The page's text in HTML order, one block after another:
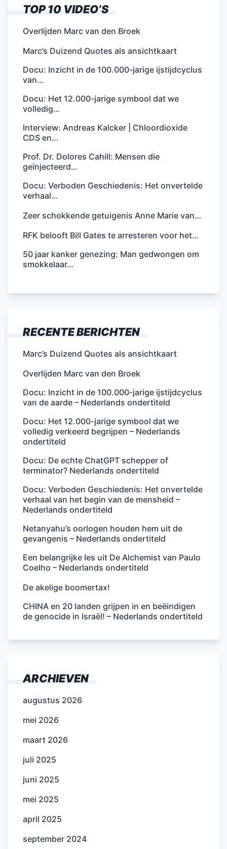
TOP 10 VIDEO’S
Overlijden Marc van den Broek
Marc’s Duizend Quotes als ansichtkaart
Docu: Inzicht in de 100.000-jarige ijstijdcyclus
van…
Docu: Het 12.000-jarige symbool dat we
volledig…
Interview: Andreas Kalcker | Chloordioxide
CDS en…
Prof. Dr. Dolores Cahill: Mensen die
geïnjecteerd…
Docu: Verboden Geschiedenis: Het onvertelde
verhaal…
Zeer schokkende getuigenis Anne Marie van…
RFK belooft Bill Gates te arresteren voor het…
50 jaar kanker genezing: Man gedwongen om
smokkelaar…
RECENTE BERICHTEN
Marc’s Duizend Quotes als ansichtkaart
Overlijden Marc van den Broek
Docu: Inzicht in de 100.000-jarige ijstijdcyclus
van de aarde – Nederlands ondertiteld
Docu: Het 12.000-jarige symbool dat we
volledig verkeerd begrijpen – Nederlands
ondertiteld
Docu: De echte ChatGPT schepper of
terminator? Nederlands ondertiteld
Docu: Verboden Geschiedenis: Het onvertelde
verhaal van het begin van de mensheid –
Nederlands ondertiteld
Netanyahu’s oorlogen houden hem uit de
gevangenis – Nederlands ondertiteld
Een belangrijke les uit De Alchemist van Paulo
Coelho – Nederlands ondertiteld
De akelige boomertax!
CHINA en 20 landen grijpen in en beëindigen
de genocide in Israël! – Nederlands ondertiteld
ARCHIEVEN
augustus 2026
mei 2026
maart 2026
juli 2025
juni 2025
mei 2025
april 2025
september 2024